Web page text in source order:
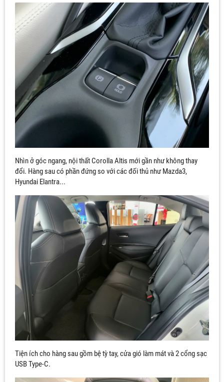
Nhìn ở góc ngang, nội thất Corolla Altis mới gần như không thay
đổi. Hàng sau có phần đứng so với các đối thủ như Mazda3,
Hyundai Elantra...
Tiện ích cho hàng sau gồm bệ tỳ tay, cửa gió làm mát và 2 cổng sạc
USB Type-C.